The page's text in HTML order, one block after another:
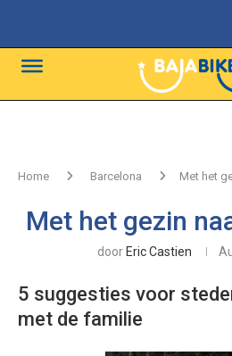
Home Barcelona Met het
Met het gezin
door Eric Castien
5 suggesties voor
met de familie